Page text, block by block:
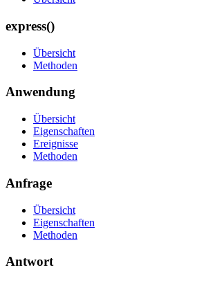
express()
Übersicht
Methoden
Anwendung
Übersicht
Eigenschaften
Ereignisse
Methoden
Anfrage
Übersicht
Eigenschaften
Methoden
Antwort